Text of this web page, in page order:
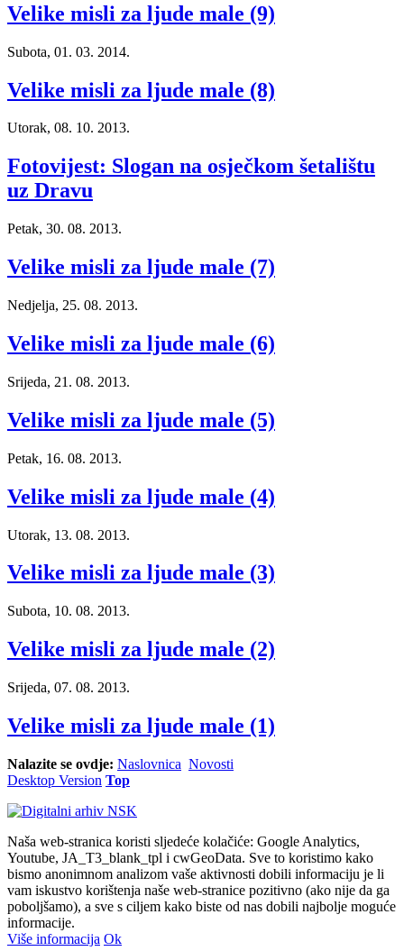
Velike misli za ljude male (9)
Subota, 01. 03. 2014.
Velike misli za ljude male (8)
Utorak, 08. 10. 2013.
Fotovijest: Slogan na osječkom šetalištu
uz Dravu
Petak, 30. 08. 2013.
Velike misli za ljude male (7)
Nedjelja, 25. 08. 2013.
Velike misli za ljude male (6)
Srijeda, 21. 08. 2013.
Velike misli za ljude male (5)
Petak, 16. 08. 2013.
Velike misli za ljude male (4)
Utorak, 13. 08. 2013.
Velike misli za ljude male (3)
Subota, 10. 08. 2013.
Velike misli za ljude male (2)
Srijeda, 07. 08. 2013.
Velike misli za ljude male (1)
Nalazite se ovdje: Naslovnica Novosti
Desktop Version Top
Naša web-stranica koristi sljedeće kolačiće: Google Analytics,
Youtube, JA_T3_blank_tpl i cwGeoData. Sve to koristimo kako
bismo anonimnom analizom vaše aktivnosti dobili informaciju je li
vam iskustvo korištenja naše web-stranice pozitivno (ako nije da ga
poboljšamo), a sve s ciljem kako biste od nas dobili najbolje moguće
informacije.
Više informacija Ok